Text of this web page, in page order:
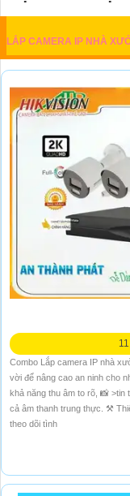
LẮP CAMERA IP NHÀ
Combo Lắp camera IP nhà
vời để nâng cao an ninh cho
khả năng thu âm to rõ, 📸
cả âm thanh trung thực. ⚒
theo dõi tình